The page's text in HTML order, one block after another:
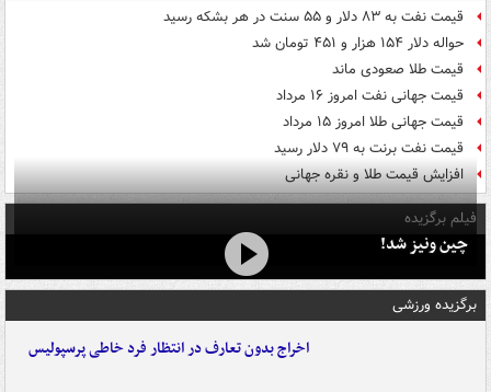
قیمت نفت به ۸۳ دلار و ۵۵ سنت در هر بشکه رسید
حواله دلار ۱۵۴ هزار و ۴۵۱ تومان شد
قیمت طلا صعودی ماند
قیمت جهانی نفت امروز ۱۶ مرداد
قیمت جهانی طلا امروز ۱۵ مرداد
قیمت نفت برنت به ۷۹ دلار رسید
افزایش قیمت طلا و نقره جهانی
فیلم برگزیده
چین ونیز شد!
برگزیده ورزشی
اخراج بدون تعارف در انتظار فرد خاطی پرسپولیس